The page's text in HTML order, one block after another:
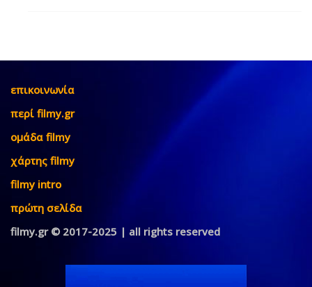
επικοινωνία
περί filmy.gr
ομάδα filmy
χάρτης filmy
filmy intro
πρώτη σελίδα
filmy.gr © 2017-2025 | all rights reserved